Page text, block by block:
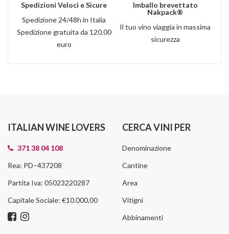
Spedizioni Veloci e Sicure
Spedizione 24/48h in Italia
Spedizione gratuita da 120,00
euro
Imballo brevettato
Nakpack®
Il tuo vino viaggia in massima
sicurezza
ITALIAN WINE LOVERS
371 38 04 108
Rea: PD–437208
Partita Iva: 05023220287
Capitale Sociale: €10.000,00
CERCA VINI PER
Denominazione
Cantine
Area
Vitigni
Abbinamenti